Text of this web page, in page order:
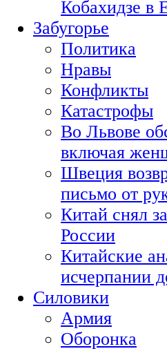
Кобахидзе в
Забугорье
Политика
Нравы
Конфликты
Катастрофы
Во Львове
включая
Швеция
письмо от
Китай снял
России
Китайские
исчерпании
Силовики
Армия
Оборонка